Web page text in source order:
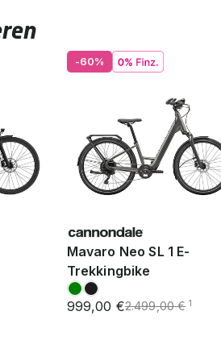
-60%
Mavaro Neo SL 1 E-
Trekkingbike
999,00 €2.499,00 € 1